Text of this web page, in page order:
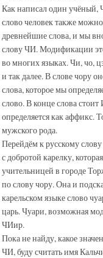
Как написал один учёный,
слово человек также
древнейшие слова, и мы
слову ЧИ. Модификации
во многих языках. Чи, чо,
и так далее. В слове чору
слова, которое мы
слово. В конце слова стоит
определяется как аффикс.
мужского рода.
Перейдём к русскому
с добротой карелку,
учительницей в городе
по слову чору. Она и
карельском языке слово
царь. Чуари, возможная
ЧИир.
Пока не найду, какое
ЧИ, буду считать имя